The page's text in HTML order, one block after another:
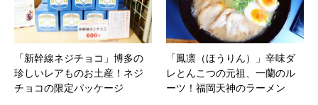
「新幹線ネジチョコ」博多の
珍しいレアものお土産！ネジ
チョコの限定パッケージ
「鳳凛（ほうりん）」辛味ダ
レとんこつの元祖、一蘭のル
ーツ！福岡天神のラーメン